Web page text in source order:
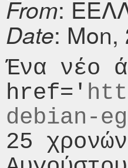
From:
Date: Mon,
Ένα νέο
href='
debian-
25